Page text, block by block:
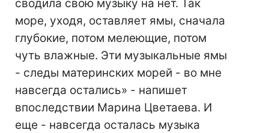
сводила свою музыку на нет. Так
море, уходя, оставляет ямы, сначала
глубокие, потом мелеющие, потом
чуть влажные. Эти музыкальные ямы
- следы материнских морей - во мне
навсегда остались» - напишет
впоследствии Марина Цветаева. И
еще - навсегда осталась музыка